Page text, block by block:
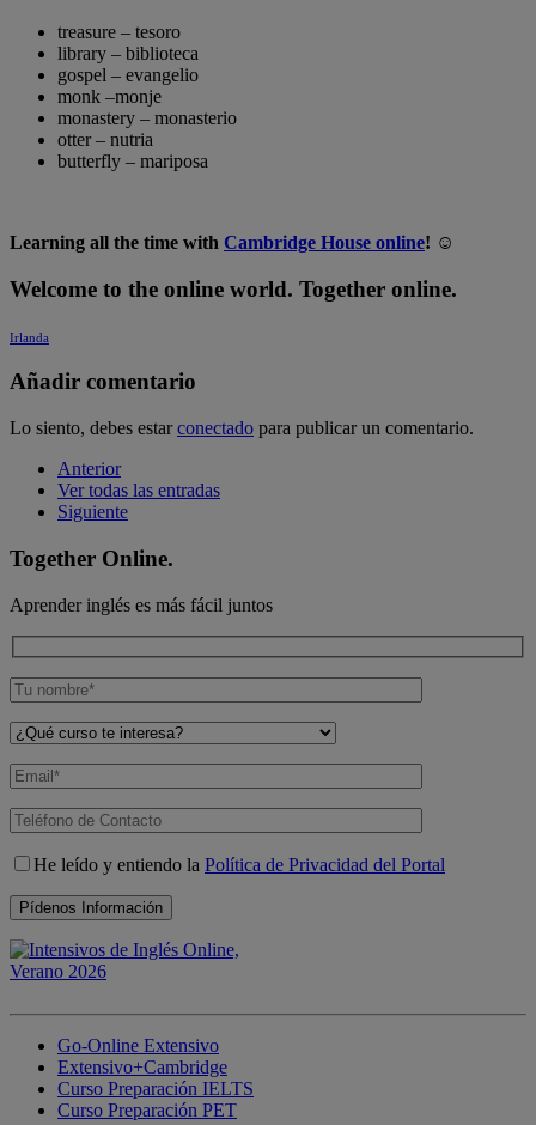
treasure – tesoro
library – biblioteca
gospel – evangelio
monk –monje
monastery – monasterio
otter – nutria
butterfly – mariposa
Learning all the time with Cambridge House online! ☺
Welcome to the online world. Together online.
Irlanda
Añadir comentario
Lo siento, debes estarconectado para publicar un comentario.
Anterior
Ver todas las entradas
Siguiente
Together Online.
Aprender inglés es más fácil juntos
He leído y entiendo la Política de Privacidad del Portal
Go-Online Extensivo
Extensivo+Cambridge
Curso Preparación IELTS
Curso Preparación PET